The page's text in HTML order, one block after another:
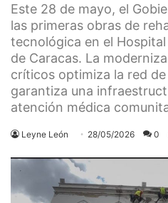
Este 28 de mayo, el
las primeras obras de
tecnológica en el
de Caracas. La
críticos optimiza la red
garantiza una
atención médica
Leyne León 28/05/2026 0